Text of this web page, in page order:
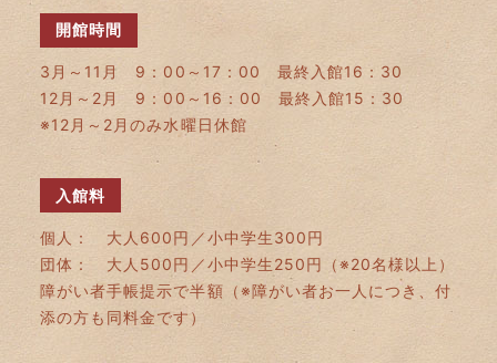
開館時間
3月～11月 9：00～17：00 最終入館16：30
12月～2月 9：00～16：00 最終入館15：30
※12月～2月のみ水曜日休館
入館料
個人： 大人600円／小中学生300円
団体： 大人500円／小中学生250円（※20名様以上）
障がい者手帳提示で半額（※障がい者お一人につき、付
添の方も同料金です）